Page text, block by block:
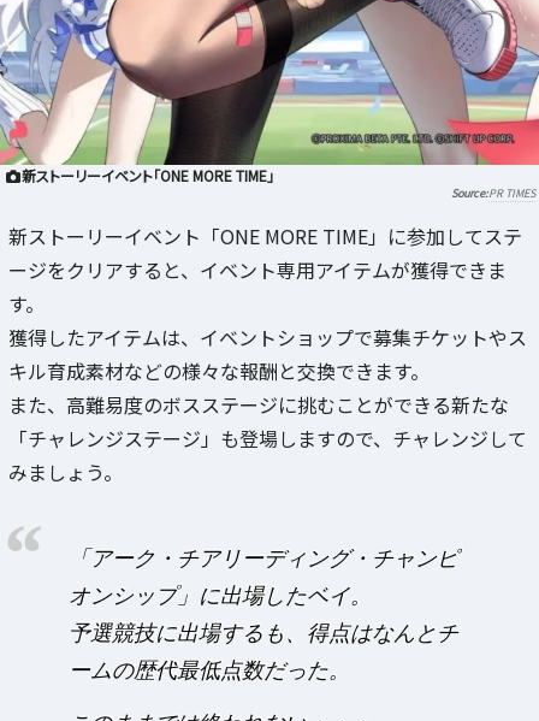
新ストーリーイベント「ONE MORE TIME」
PR TIMES
新ストーリーイベント「ONE MORE TIME」に参加してステ
ージをクリアすると、イベント専用アイテムが獲得できま
す。
獲得したアイテムは、イベントショップで募集チケットやス
キル育成素材などの様々な報酬と交換できます。
また、高難易度のボスステージに挑むことができる新たな
「チャレンジステージ」も登場しますので、チャレンジして
みましょう。
「アーク・チアリーディング・チャンピ
オンシップ」に出場したベイ。
予選競技に出場するも、得点はなんとチ
ームの歴代最低点数だった。